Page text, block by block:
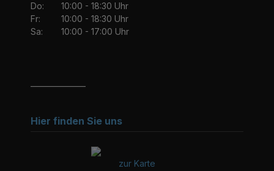
Do:
10:00 - 18:30 Uhr
Fr:
10:00 - 18:30 Uhr
Sa:
10:00 - 17:00 Uhr
Hier finden Sie uns
zur Karte